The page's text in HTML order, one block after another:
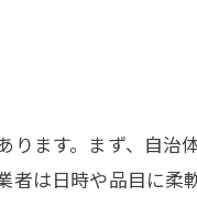
家電の不用品回収
蔵庫の不用品回収
ます。まず、自
は日時や品目に柔